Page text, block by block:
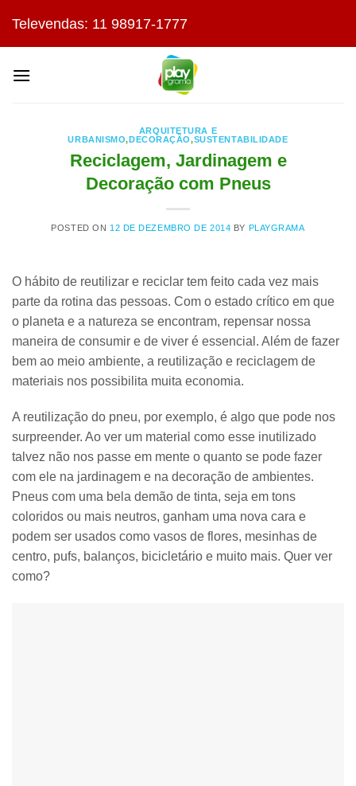
content
Televendas: 11 98917-1777
ARQUITETURA E
URBANISMO,DECORAÇÃO,SUSTENTABILIDADE
Reciclagem, Jardinagem e
Decoração com Pneus
POSTED ON 12 DE DEZEMBRO DE 2014 BY PLAYGRAMA
O hábito de reutilizar e reciclar tem feito cada vez mais
parte da rotina das pessoas. Com o estado crítico em que
o planeta e a natureza se encontram, repensar nossa
maneira de consumir e de viver é essencial. Além de fazer
bem ao meio ambiente, a reutilização e reciclagem de
materiais nos possibilita muita economia.
A reutilização do pneu, por exemplo, é algo que pode nos
surpreender. Ao ver um material como esse inutilizado
talvez não nos passe em mente o quanto se pode fazer
com ele na jardinagem e na decoração de ambientes.
Pneus com uma bela demão de tinta, seja em tons
coloridos ou mais neutros, ganham uma nova cara e
podem ser usados como vasos de flores, mesinhas de
centro, pufs, balanços, bicicletário e muito mais. Quer ver
como?